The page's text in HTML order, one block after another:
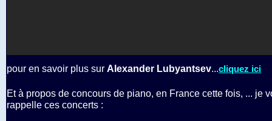
pour en savoir plus sur Alexander Lubyantsev...cliquez ici
Et à propos de concours de piano, en France cette fois, ... je
rappelle ces concerts :